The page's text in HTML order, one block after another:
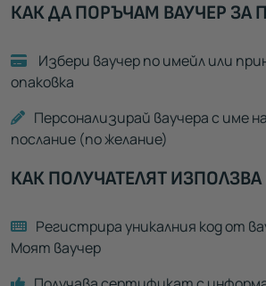
КАК ДА ПОРЪЧАМ ВАУЧЕР ЗА
Избери ваучер по имейл или
опаковка
Персонализирай ваучера с име
послание (по желание)
КАК ПОЛУЧАТЕЛЯТ ИЗПОЛЗВА
Регистрира уникалния код от
Моят ваучер